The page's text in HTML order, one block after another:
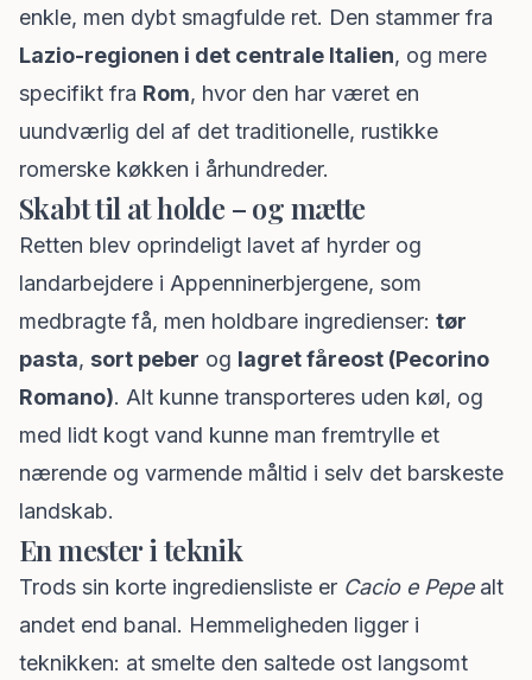
enkle, men dybt smagfulde ret. Den stammer fra
Lazio-regionen i det centrale Italien, og mere
specifikt fra Rom, hvor den har været en
uundværlig del af det traditionelle, rustikke
romerske køkken i århundreder.
Skabt til at holde – og mætte
Retten blev oprindeligt lavet af hyrder og
landarbejdere i Appenninerbjergene, som
medbragte få, men holdbare ingredienser: tør
pasta, sort peber og lagret fåreost (Pecorino
Romano). Alt kunne transporteres uden køl, og
med lidt kogt vand kunne man fremtrylle et
nærende og varmende måltid i selv det barskeste
landskab.
En mester i teknik
Trods sin korte ingrediensliste er Cacio e Pepealt
andet end banal. Hemmeligheden ligger i
teknikken: at smelte den saltede ost langsomt